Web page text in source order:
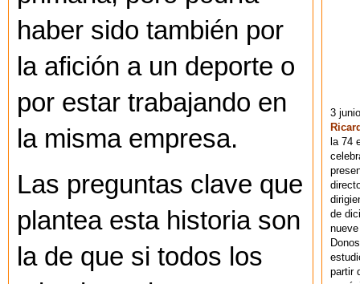
haber sido también por
la afición a un deporte o
por estar trabajando en
la misma empresa.
Las preguntas clave que
plantea esta historia son
la de que si todos los
3
la 74
de
partir